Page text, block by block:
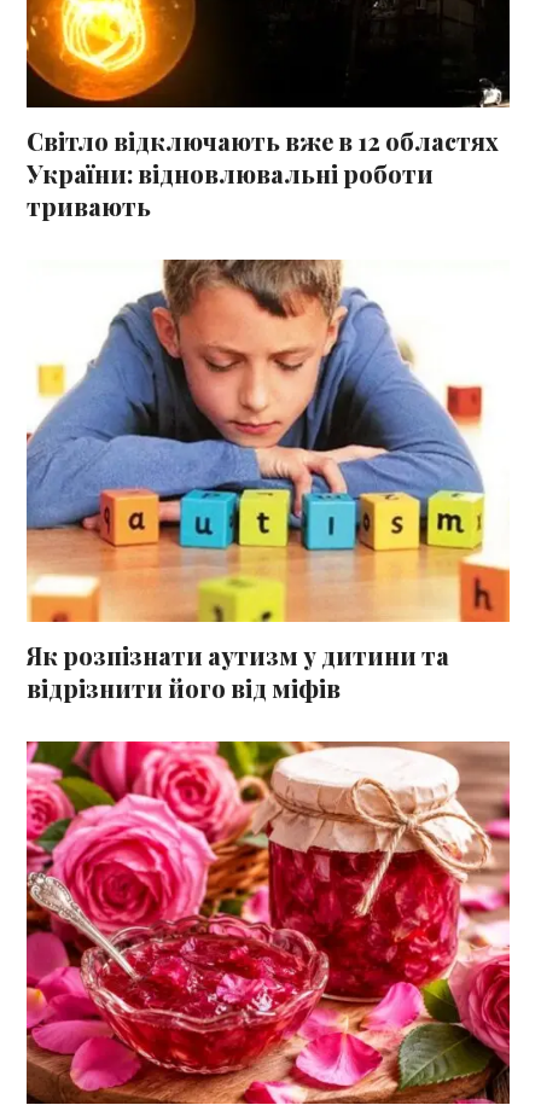
Світло відключають вже в 12 областях
України: відновлювальні роботи
тривають
Як розпізнати аутизм у дитини та
відрізнити його від міфів